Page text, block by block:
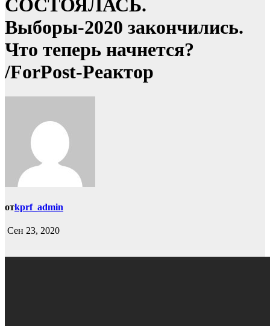
СОСТОЯЛАСЬ.
Выборы-2020 закончились.
Что теперь начнется?
/ForРost-Реактор
отkprf_admin
Сен 23, 2020